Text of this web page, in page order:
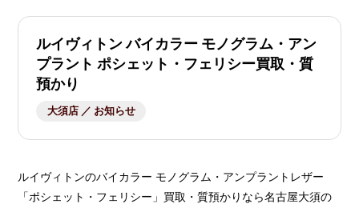
ルイヴィトン バイカラー モノグラム・アン
プラント ポシェット・フェリシー買取・質
預かり
大須店 ／ お知らせ
ルイヴィトンのバイカラー モノグラム・アンプラントレザー
「ポシェット・フェリシー」買取・質預かりなら名古屋大須の